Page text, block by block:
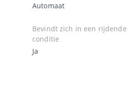
Automaat
Bevindt zich in een rijdende
conditie
Ja